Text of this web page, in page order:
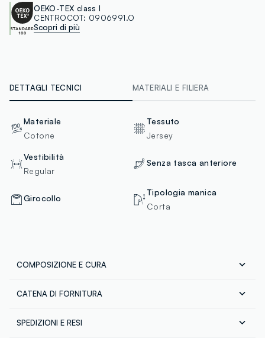
OEKO-TEX class I
CENTROCOT: 0906991.O
Scopri di più
DETTAGLI TECNICI MATERIALI E FILIERA
Materiale
Cotone
Tessuto
Jersey
Vestibilità
Regular
Senza tasca anteriore
Girocollo
Tipologia manica
Corta
COMPOSIZIONE E CURA
Composizione:
CATENA DI FORNITURA
SAKURA DYEING & GARMENTS LTD
SPEDIZIONI E RESI